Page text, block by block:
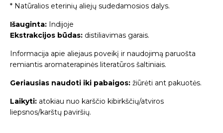
* Natūralios eterinių aliejų sudedamosios dalys.
Išauginta: Indijoje
Ekstrakcijos būdas: distiliavimas garais.
Informacija apie aliejaus poveikį ir naudojimą paruošta
remiantis aromaterapinės literatūros šaltiniais.
Geriausias naudoti iki pabaigos: žiūrėti ant pakuotės.
Laikyti: atokiau nuo karščio kibirkščių/atviros
liepsnos/karštų paviršių.